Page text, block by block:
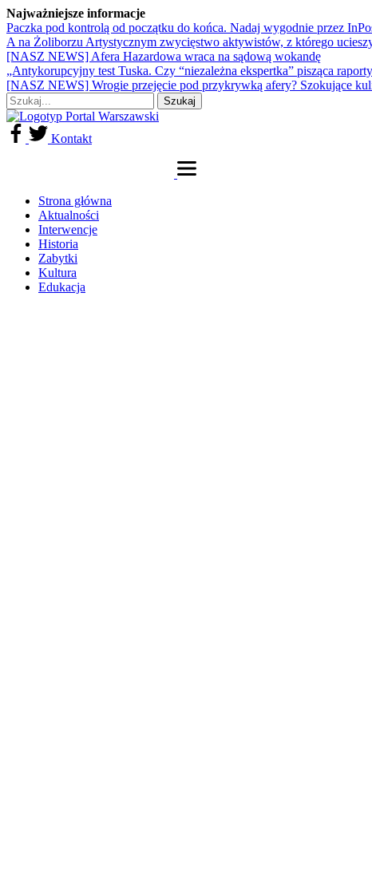
Najważniejsze informacje
Paczka pod kontrolą od początku do końca. Nadaj wygodnie przez
A na Żoliborzu Artystycznym zwycięstwo aktywistów, z którego
[NASZ NEWS] Afera Hazardowa wraca na sądową wokandę
„Antykorupcyjny test Tuska. Czy “niezależna ekspertka” pisząca
[NASZ NEWS] Wrogie przejęcie pod przykrywką afery? Szokujące
Kontakt
Strona główna
Aktualności
Interwencje
Historia
Zabytki
Kultura
Edukacja